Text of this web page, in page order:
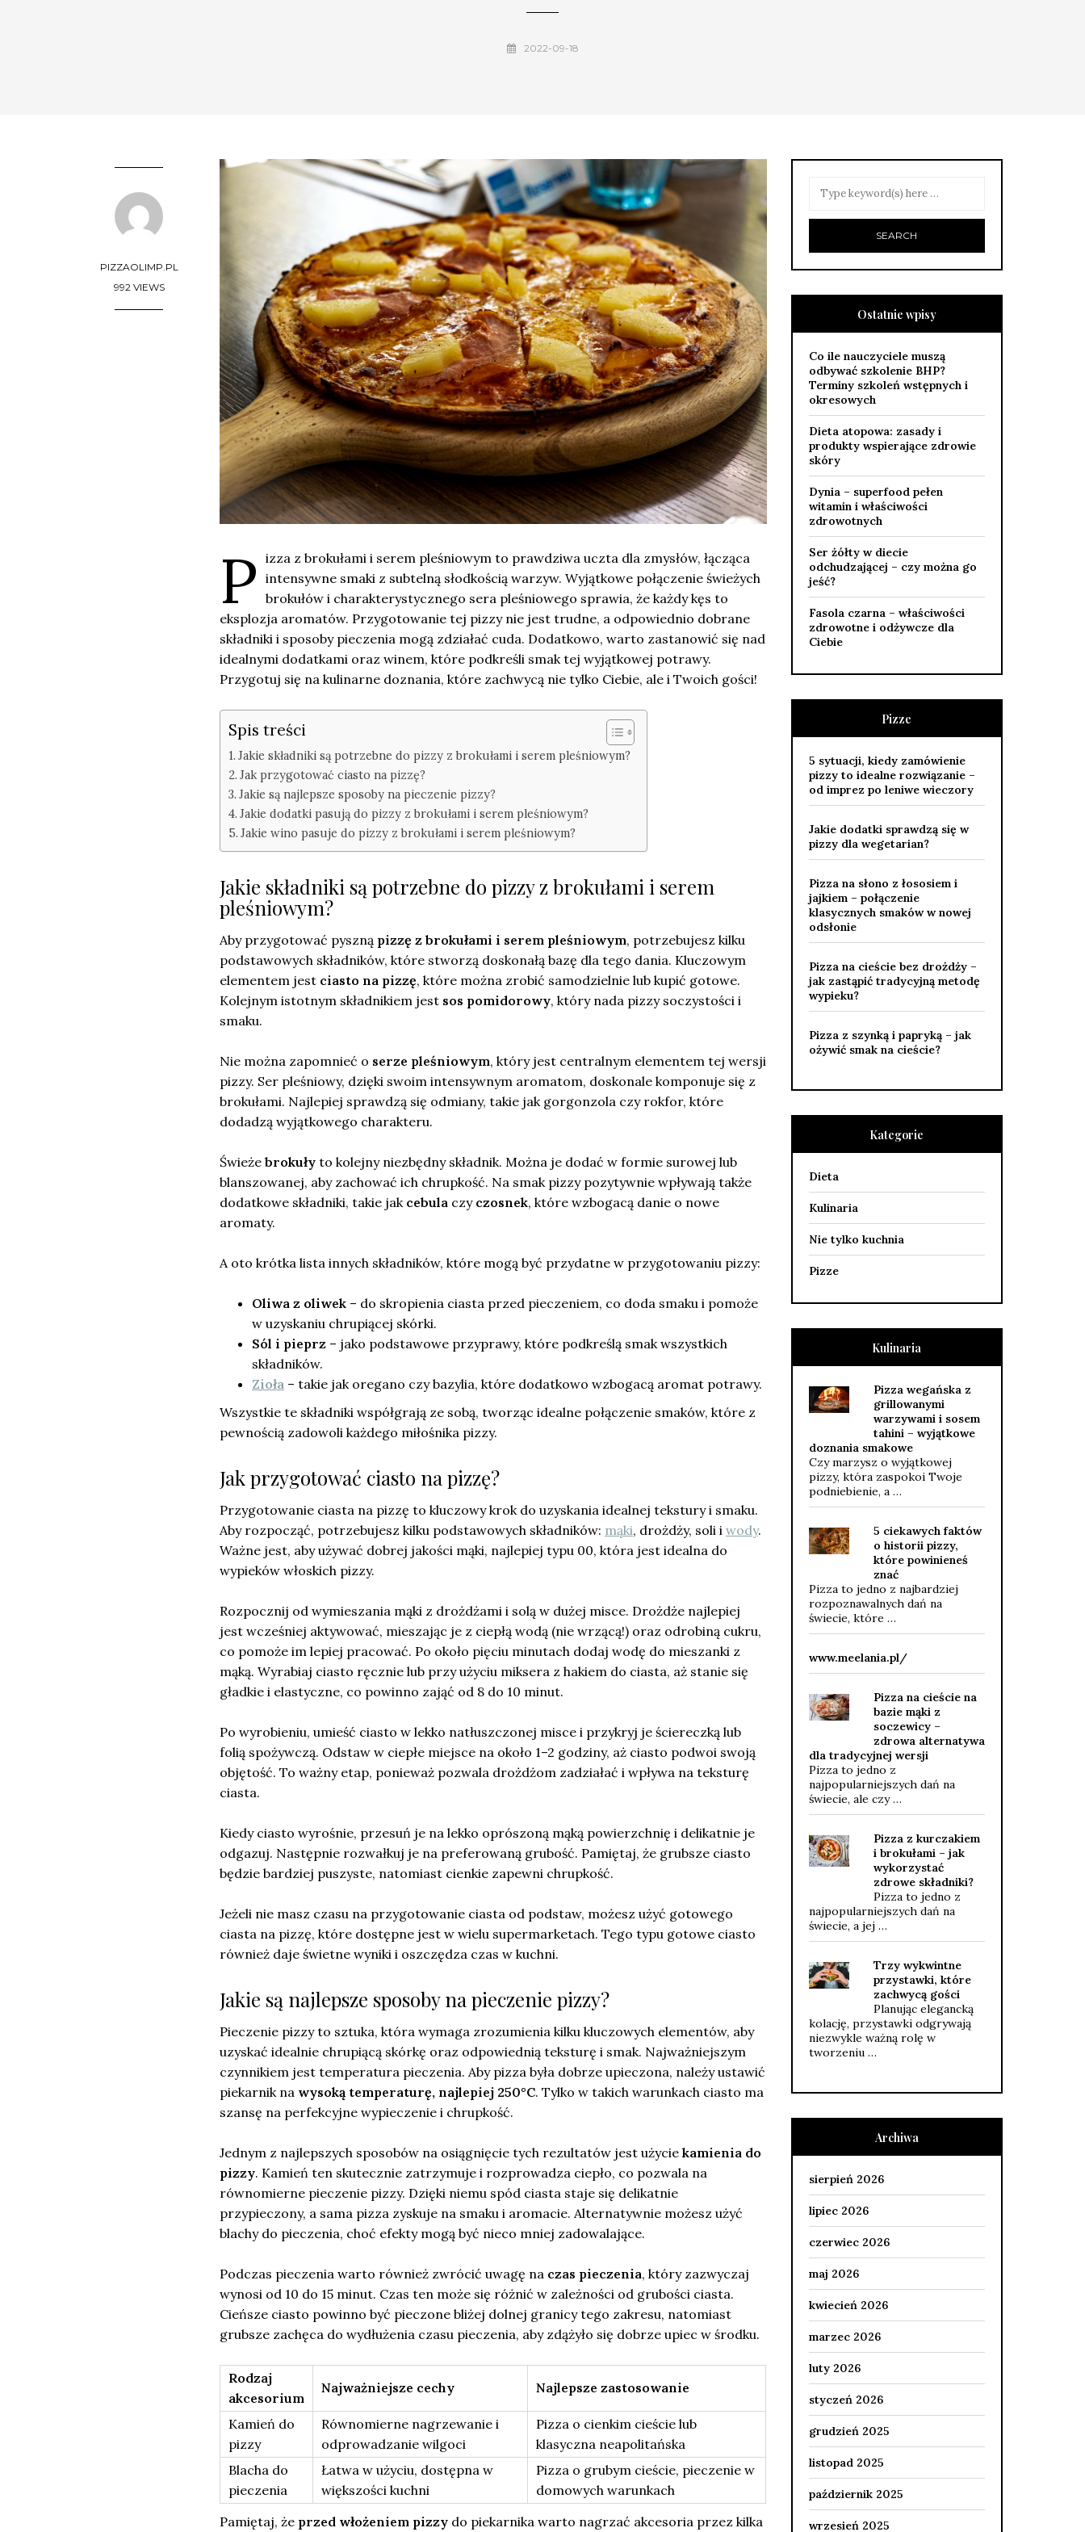
2022-09-18
PIZZAOLIMP.PL
992 VIEWS
P izza z brokułami i serem pleśniowym to prawdziwa uczta dla zmysłów, łącząca
intensywne smaki z subtelną słodkością warzyw. Wyjątkowe połączenie świeżych
brokułów i charakterystycznego sera pleśniowego sprawia, że każdy kęs to
eksplozja aromatów. Przygotowanie tej pizzy nie jest trudne, a odpowiednio dobrane
składniki i sposoby pieczenia mogą zdziałać cuda. Dodatkowo, warto zastanowić się nad
idealnymi dodatkami oraz winem, które podkreśli smak tej wyjątkowej potrawy.
Przygotuj się na kulinarne doznania, które zachwycą nie tylko Ciebie, ale i Twoich gości!
Spis treści
Jakie składniki są potrzebne do pizzy z brokułami i serem pleśniowym?
Jak przygotować ciasto na pizzę?
Jakie są najlepsze sposoby na pieczenie pizzy?
Jakie dodatki pasują do pizzy z brokułami i serem pleśniowym?
Jakie wino pasuje do pizzy z brokułami i serem pleśniowym?
Jakie składniki są potrzebne do pizzy z brokułami i serem
pleśniowym?
Aby przygotować pyszną pizzę z brokułami i serem pleśniowym, potrzebujesz kilku
podstawowych składników, które stworzą doskonałą bazę dla tego dania. Kluczowym
elementem jest ciasto na pizzę, które można zrobić samodzielnie lub kupić gotowe.
Kolejnym istotnym składnikiem jest sos pomidorowy, który nada pizzy soczystości i
smaku.
Nie można zapomnieć o serze pleśniowym, który jest centralnym elementem tej wersji
pizzy. Ser pleśniowy, dzięki swoim intensywnym aromatom, doskonale komponuje się z
brokułami. Najlepiej sprawdzą się odmiany, takie jak gorgonzola czy rokfor, które
dodadzą wyjątkowego charakteru.
Świeże brokuły to kolejny niezbędny składnik. Można je dodać w formie surowej lub
blanszowanej, aby zachować ich chrupkość. Na smak pizzy pozytywnie wpływają także
dodatkowe składniki, takie jak cebula czy czosnek, które wzbogacą danie o nowe
aromaty.
A oto krótka lista innych składników, które mogą być przydatne w przygotowaniu pizzy:
Oliwa z oliwek – do skropienia ciasta przed pieczeniem, co doda smaku i pomoże
w uzyskaniu chrupiącej skórki.
Sól i pieprz – jako podstawowe przyprawy, które podkreślą smak wszystkich
składników.
Zioła – takie jak oregano czy bazylia, które dodatkowo wzbogacą aromat potrawy.
Wszystkie te składniki współgrają ze sobą, tworząc idealne połączenie smaków, które z
pewnością zadowoli każdego miłośnika pizzy.
Jak przygotować ciasto na pizzę?
Przygotowanie ciasta na pizzę to kluczowy krok do uzyskania idealnej tekstury i smaku.
Aby rozpocząć, potrzebujesz kilku podstawowych składników: mąki, drożdży, soli i wody.
Ważne jest, aby używać dobrej jakości mąki, najlepiej typu 00, która jest idealna do
wypieków włoskich pizzy.
Rozpocznij od wymieszania mąki z drożdżami i solą w dużej misce. Drożdże najlepiej
jest wcześniej aktywować, mieszając je z ciepłą wodą (nie wrzącą!) oraz odrobiną cukru,
co pomoże im lepiej pracować. Po około pięciu minutach dodaj wodę do mieszanki z
mąką. Wyrabiaj ciasto ręcznie lub przy użyciu miksera z hakiem do ciasta, aż stanie się
gładkie i elastyczne, co powinno zająć od 8 do 10 minut.
Po wyrobieniu, umieść ciasto w lekko natłuszczonej misce i przykryj je ściereczką lub
folią spożywczą. Odstaw w ciepłe miejsce na około 1–2 godziny, aż ciasto podwoi swoją
objętość. To ważny etap, ponieważ pozwala drożdżom zadziałać i wpływa na teksturę
ciasta.
Kiedy ciasto wyrośnie, przesuń je na lekko oprószoną mąką powierzchnię i delikatnie je
odgazuj. Następnie rozwałkuj je na preferowaną grubość. Pamiętaj, że grubsze ciasto
będzie bardziej puszyste, natomiast cienkie zapewni chrupkość.
Jeżeli nie masz czasu na przygotowanie ciasta od podstaw, możesz użyć gotowego
ciasta na pizzę, które dostępne jest w wielu supermarketach. Tego typu gotowe ciasto
również daje świetne wyniki i oszczędza czas w kuchni.
Jakie są najlepsze sposoby na pieczenie pizzy?
Pieczenie pizzy to sztuka, która wymaga zrozumienia kilku kluczowych elementów, aby
uzyskać idealnie chrupiącą skórkę oraz odpowiednią teksturę i smak. Najważniejszym
czynnikiem jest temperatura pieczenia. Aby pizza była dobrze upieczona, należy ustawić
piekarnik na wysoką temperaturę, najlepiej 250°C. Tylko w takich warunkach ciasto ma
szansę na perfekcyjne wypieczenie i chrupkość.
Jednym z najlepszych sposobów na osiągnięcie tych rezultatów jest użycie kamienia do
pizzy. Kamień ten skutecznie zatrzymuje i rozprowadza ciepło, co pozwala na
równomierne pieczenie pizzy. Dzięki niemu spód ciasta staje się delikatnie
przypieczony, a sama pizza zyskuje na smaku i aromacie. Alternatywnie możesz użyć
blachy do pieczenia, choć efekty mogą być nieco mniej zadowalające.
Podczas pieczenia warto również zwrócić uwagę na czas pieczenia, który zazwyczaj
wynosi od 10 do 15 minut. Czas ten może się różnić w zależności od grubości ciasta.
Cieńsze ciasto powinno być pieczone bliżej dolnej granicy tego zakresu, natomiast
grubsze zachęca do wydłużenia czasu pieczenia, aby zdążyło się dobrze upiec w środku.
Rodzaj
akcesorium
Najważniejsze cechy Najlepsze zastosowanie
Kamień do
pizzy
Równomierne nagrzewanie i
odprowadzanie wilgoci
Pizza o cienkim cieście lub
klasyczna neapolitańska
Blacha do
pieczenia
Łatwa w użyciu, dostępna w
większości kuchni
Pizza o grubym cieście, pieczenie w
domowych warunkach
Pamiętaj, że przed włożeniem pizzy do piekarnika warto nagrzać akcesoria przez kilka
Ostatnie wpisy
Co ile nauczyciele muszą
odbywać szkolenie BHP?
Terminy szkoleń wstępnych i
okresowych
Dieta atopowa: zasady i
produkty wspierające zdrowie
skóry
Dynia – superfood pełen
witamin i właściwości
zdrowotnych
Ser żółty w diecie
odchudzającej – czy można go
jeść?
Fasola czarna – właściwości
zdrowotne i odżywcze dla
Ciebie
Pizze
5 sytuacji, kiedy zamówienie
pizzy to idealne rozwiązanie –
od imprez po leniwe wieczory
Jakie dodatki sprawdzą się w
pizzy dla wegetarian?
Pizza na słono z łososiem i
jajkiem – połączenie
klasycznych smaków w nowej
odsłonie
Pizza na cieście bez drożdży –
jak zastąpić tradycyjną metodę
wypieku?
Pizza z szynką i papryką – jak
ożywić smak na cieście?
Kategorie
Dieta
Kulinaria
Nie tylko kuchnia
Pizze
Kulinaria
Pizza wegańska z
grillowanymi
warzywami i sosem
tahini – wyjątkowe
doznania smakowe
Czy marzysz o wyjątkowej
pizzy, która zaspokoi Twoje
podniebienie, a …
5 ciekawych faktów
o historii pizzy,
które powinieneś
znać
Pizza to jedno z najbardziej
rozpoznawalnych dań na
świecie, które …
www.meelania.pl/
Pizza na cieście na
bazie mąki z
soczewicy –
zdrowa alternatywa
dla tradycyjnej wersji
Pizza to jedno z
najpopularniejszych dań na
świecie, ale czy …
Pizza z kurczakiem
i brokułami – jak
wykorzystać
zdrowe składniki?
Pizza to jedno z
najpopularniejszych dań na
świecie, a jej …
Trzy wykwintne
przystawki, które
zachwycą gości
Planując elegancką
kolację, przystawki odgrywają
niezwykle ważną rolę w
tworzeniu …
Archiwa
sierpień 2026
lipiec 2026
czerwiec 2026
maj 2026
kwiecień 2026
marzec 2026
luty 2026
styczeń 2026
grudzień 2025
listopad 2025
październik 2025
wrzesień 2025